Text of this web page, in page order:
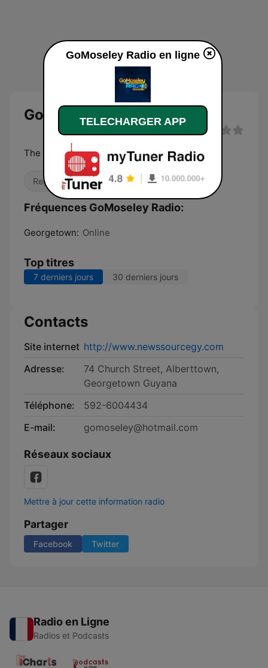
GoMoseley Radio
The Sound of Now
Reggae R&B / Soul
Fréquences GoMoseley Radio:
Georgetown: Online
Top titres
7 derniers jours 30 derniers jours
Contacts
Site internet http://www.newssourcegy.com
Adresse:
74 Church Street, Alberttown,
Georgetown Guyana
Téléphone:
592-6004434
E-mail:
gomoseley@hotmail.com
Réseaux sociaux
Mettre à jour cette information radio
Partager
Facebook Twitter
Radio en Ligne
Radios et Podcasts
GoMoseley Radio en ligne
TELECHARGER APP